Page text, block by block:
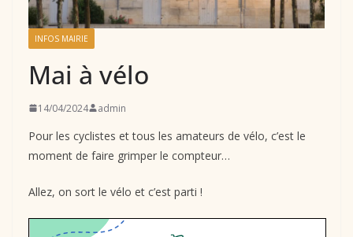
INFOS MAIRIE
Mai à vélo
14/04/2024 admin
Pour les cyclistes et tous les amateurs de vélo, c’est le
moment de faire grimper le compteur…
Allez, on sort le vélo et c’est parti !